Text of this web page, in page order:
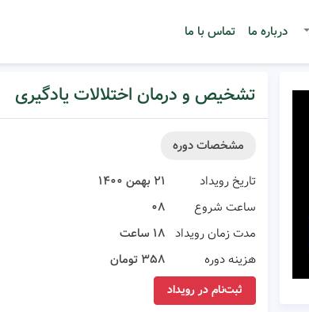
درباره ما تماس با ما
تشخیص و درمان اختلالات یادگیری
مشخصات دوره
تاریخ رویداد
۲۱ بهمن ۱۴۰۰
ساعت شروع
۰۸
مدت زمان رویداد ۱۸ ساعت
هزینه دوره
۳۵۸ تومان
ثبت‌نام در رویداد